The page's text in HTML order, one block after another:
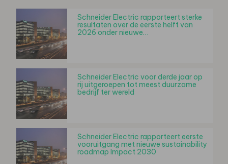
Schneider Electric rapporteert sterke
resultaten over de eerste helft van
2026 onder nieuwe…
Schneider Electric voor derde jaar op
rij uitgeroepen tot meest duurzame
bedrijf ter wereld
Schneider Electric rapporteert eerste
vooruitgang met nieuwe sustainability
roadmap Impact 2030